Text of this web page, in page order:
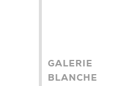
GALERIE
BLANCHE